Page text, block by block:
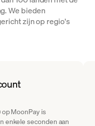
We bieden
zijn op regio's
op MoonPay is
enkele seconden aan